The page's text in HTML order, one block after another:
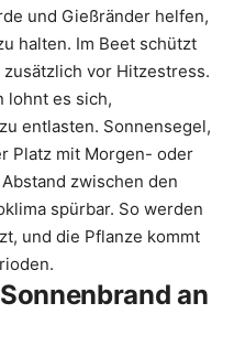
und Gießränder helfen,
halten. Im Beet schützt
vor Hitzestress.
lohnt es sich,
entlasten. Sonnensegel,
Platz mit Morgen- oder
zwischen den
spürbar. So werden
und die Pflanze kommt
an